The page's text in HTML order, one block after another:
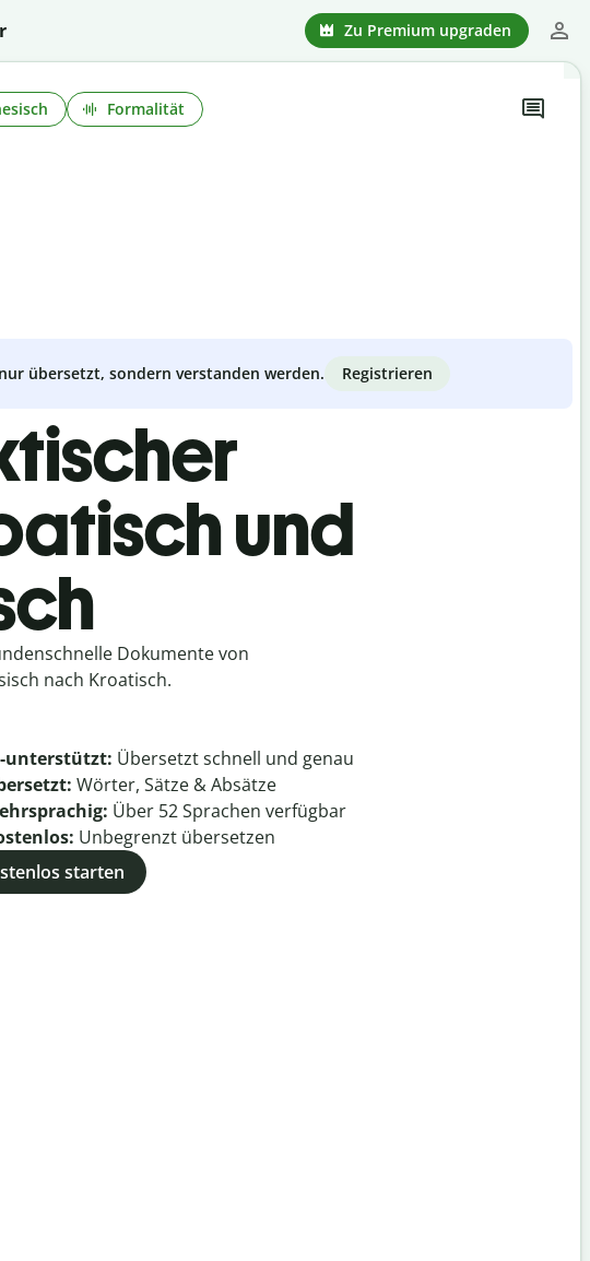
Zu Premium upgraden
Formalität
übersetzt, sondern verstanden werden. Registrieren
und
Dokumente von
nach Kroatisch.
unterstützt: Übersetzt schnell und genau
Wörter, Sätze & Absätze
Über 52Sprachen verfügbar
Unbegrenzt übersetzen
starten